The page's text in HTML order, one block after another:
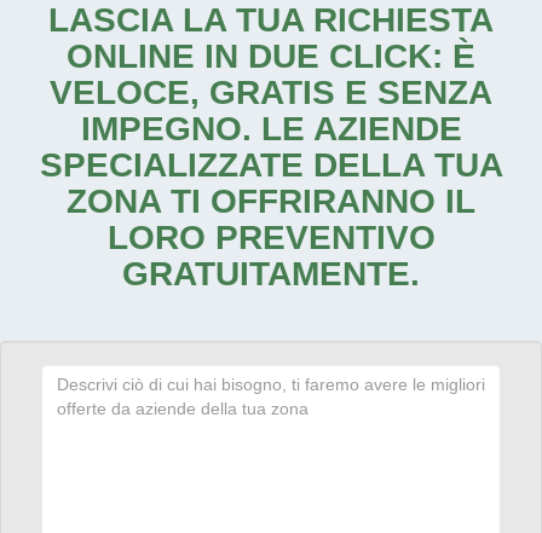
LASCIA LA TUA RICHIESTA
ONLINE IN DUE CLICK: È
VELOCE, GRATIS E SENZA
IMPEGNO. LE AZIENDE
SPECIALIZZATE DELLA TUA
ZONA TI OFFRIRANNO IL
LORO PREVENTIVO
GRATUITAMENTE.